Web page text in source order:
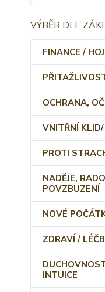
VÝBĚR DLE
FINANCE /
OCHRANA,
VNITŘNÍ
PROTI
NADĚJE,
POVZBUZENÍ
NOVÉ
ZDRAVÍ /
INTUICE